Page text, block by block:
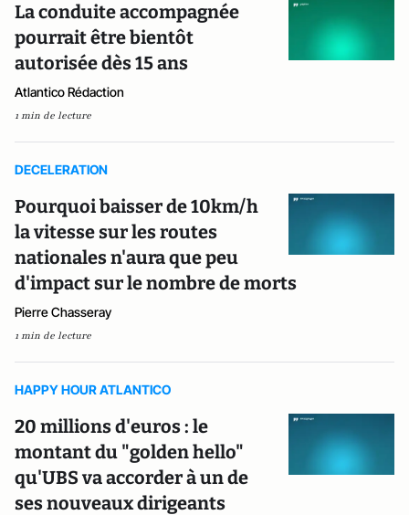
La conduite accompagnée
pourrait être bientôt
autorisée dès 15 ans
Atlantico Rédaction
1 min de lecture
DECELERATION
Pourquoi baisser de 10km/h
la vitesse sur les routes
nationales n'aura que peu
d'impact sur le nombre de morts
Pierre Chasseray
1 min de lecture
HAPPY HOUR ATLANTICO
20 millions d'euros : le
montant du "golden hello"
qu'UBS va accorder à un de
ses nouveaux dirigeants